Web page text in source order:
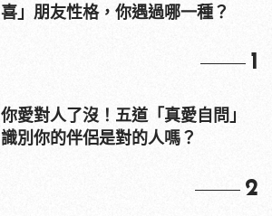
喜」朋友性格，你遇過哪一種？
1
你愛對人了沒！五道「真愛自問」
識別你的伴侶是對的人嗎？
2